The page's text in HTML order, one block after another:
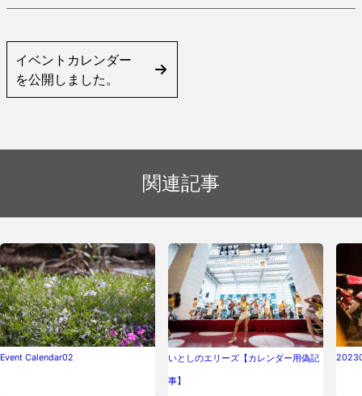
イベントカレンダー
を公開しました。
関連記事
Event Calendar02 いとしのエリーズ【カレンダー用偽記
事】